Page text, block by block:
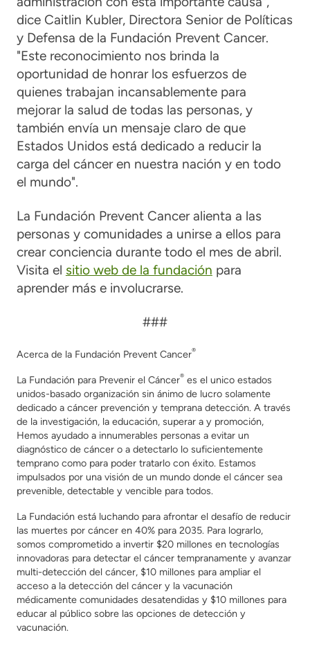
dice Caitlin Kubler, Directora Senior de Políticas
y Defensa de la Fundación Prevent Cancer.
"Este reconocimiento nos brinda la
oportunidad de honrar los esfuerzos de
quienes trabajan incansablemente para
mejorar la salud de todas las personas, y
también envía un mensaje claro de que
Estados Unidos está dedicado a reducir la
carga del cáncer en nuestra nación y en todo
el mundo".
La Fundación Prevent Cancer alienta a las
personas y comunidades a unirse a ellos para
crear conciencia durante todo el mes de abril.
Visita el sitio web de la fundación para
aprender más e involucrarse.
###
Acerca de la Fundación Prevent Cancer®
La Fundación para Prevenir el Cáncer®es el unico estados
unidos-basadoorganización sin ánimo de lucro solamente
dedicado a cáncerprevención y temprana detección.A través
de la investigación, la educación, superar ay promoción,
Hemos ayudado a innumerables personas a evitar un
diagnóstico de cáncer o a detectarlo lo suficientemente
temprano como para poder tratarlo con éxito. Estamos
impulsados por una visión de un mundo donde el cáncer sea
prevenible, detectabley venciblepara todos.
La Fundación está luchando para afrontar el desafío de reducir
las muertes por cáncer en 40% para 2035. Para lograrlo,
somos comprometido a invertir $20 millones en tecnologías
innovadoras para detectar el cáncer tempranamente y avanzar
multi-detección del cáncer, $10 millones para ampliar el
acceso a la detección del cáncer y la vacunación
médicamente comunidades desatendidas y $10 millones para
educar al público sobre las opciones de detección y
vacunación.